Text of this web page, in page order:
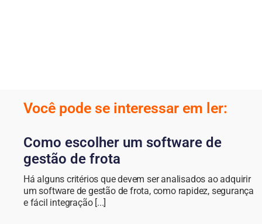
Você pode se interessar em ler:
Como escolher um software de
gestão de frota
Há alguns critérios que devem ser analisados ao adquirir
um software de gestão de frota, como rapidez, segurança
e fácil integração [...]